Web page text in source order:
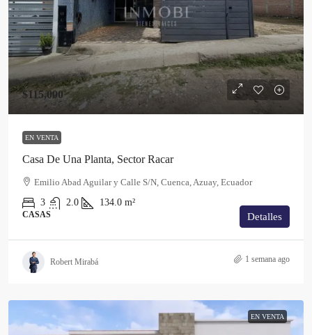
$115,000
EN VENTA
Casa De Una Planta, Sector Racar
Emilio Abad Aguilar y Calle S/N, Cuenca, Azuay, Ecuador
3
2.0 134.0 m²
CASAS Detalles
Robert Mirabá 1 semana ago
EN VENTA